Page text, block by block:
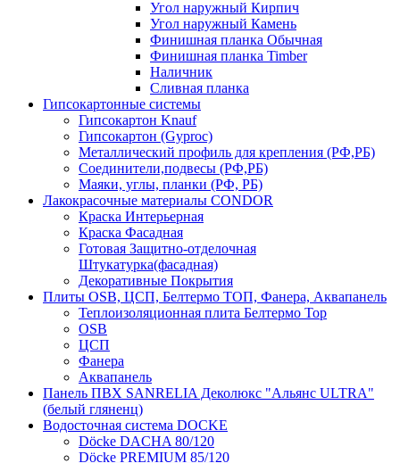
Угол наружный Кирпич
Угол наружный Камень
Финишная планка Обычная
Финишная планка Timber
Наличник
Сливная планка
Гипсокартонные системы
Гипсокартон Knauf
Гипсокартон (Gyproc)
Металлический профиль для крепления (РФ,РБ)
Соединители,подвесы (РФ,РБ)
Маяки, углы, планки (РФ, РБ)
Лакокрасочные материалы CONDOR
Краска Интерьерная
Краска Фасадная
Готовая Защитно-отделочная
Штукатурка(фасадная)
Декоративные Покрытия
Плиты OSB, ЦСП, Белтермо ТОП, Фанера, Аквапанель
Теплоизоляционная плита Белтермо Top
OSB
ЦСП
Фанера
Аквапанель
Панель ПВХ SANRELIA Деколюкс "Альянс ULTRA"
(белый гляненц)
Водосточная система DOCKE
Döсkе DACHA 80/120
Döcke PREMIUM 85/120